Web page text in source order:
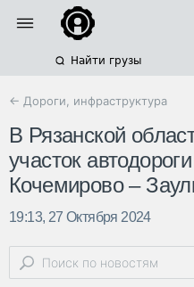
Найти грузы
← Дороги, инфраструктура
В Рязанской
участок
Кочемирово –
19:13, 27 Октября 2024